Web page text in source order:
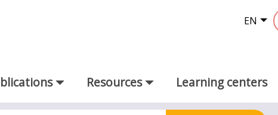
EN
Resources Learning centers